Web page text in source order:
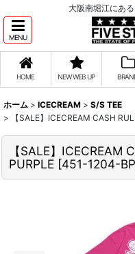
大阪南堀江にあ
MENU
HOME NEW WEB UP
ホーム > ICECREAM > S/S TEE
>
【SALE】ICECREAM CASH
【SALE】ICECREAM
PURPLE [451-1204-